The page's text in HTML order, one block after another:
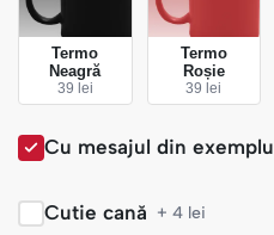
Termo
Neagră
39 lei
Termo
Roșie
39 lei
Cu mesajul din exemplu
Cutie cană + 4 lei